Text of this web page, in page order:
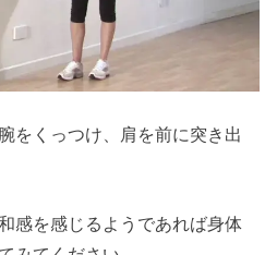
をくっつけ、肩を前に突き出
感を感じるようであれば身体